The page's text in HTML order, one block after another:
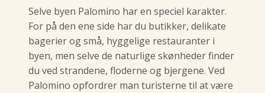
Selve byen Palomino har en speciel karakter.
For på den ene side har du butikker, delikate
bagerier og små, hyggelige restauranter i
byen, men selve de naturlige skønheder finder
du ved strandene, floderne og bjergene. Ved
Palomino opfordrer man turisterne til at være